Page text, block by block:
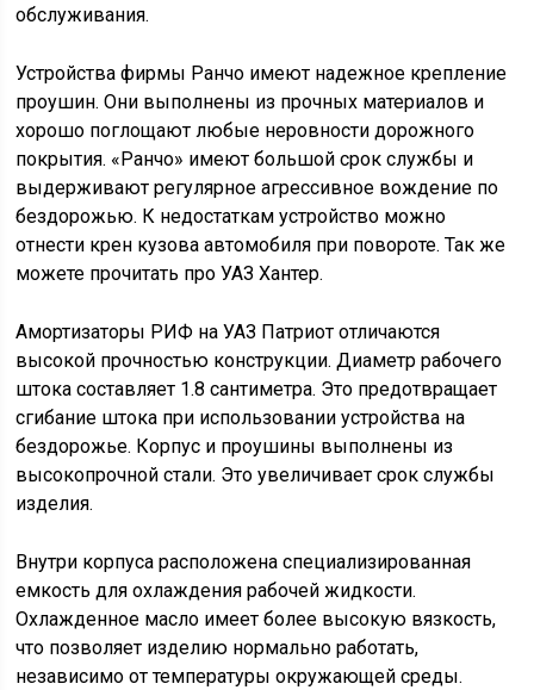
обслуживания.
Устройства фирмы Ранчо имеют надежное крепление
проушин. Они выполнены из прочных материалов и
хорошо поглощают любые неровности дорожного
покрытия. «Ранчо» имеют большой срок службы и
выдерживают регулярное агрессивное вождение по
бездорожью. К недостаткам устройство можно
отнести крен кузова автомобиля при повороте. Так же
можете прочитать про УАЗ Хантер.
Амортизаторы РИФ на УАЗ Патриот отличаются
высокой прочностью конструкции. Диаметр рабочего
штока составляет 1.8 сантиметра. Это предотвращает
сгибание штока при использовании устройства на
бездорожье. Корпус и проушины выполнены из
высокопрочной стали. Это увеличивает срок службы
изделия.
Внутри корпуса расположена специализированная
емкость для охлаждения рабочей жидкости.
Охлажденное масло имеет более высокую вязкость,
что позволяет изделию нормально работать,
независимо от температуры окружающей среды.